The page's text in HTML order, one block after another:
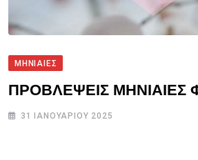
ΜΗΝΙΑΙΕΣ
ΠΡΟΒΛΕΨΕΙΣ ΜΗΝΙΑΙΕΣ
31 ΙΑΝΟΥΑΡΊΟΥ 2025